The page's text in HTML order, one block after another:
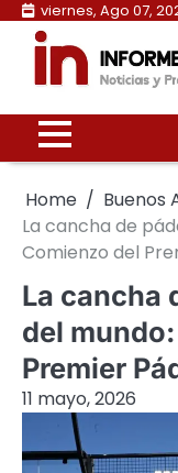
Skip
content
viernes, Ago 07,
Home Buenos
La cancha de
Comienzo del
La cancha
del
Premier
11 mayo, 2026